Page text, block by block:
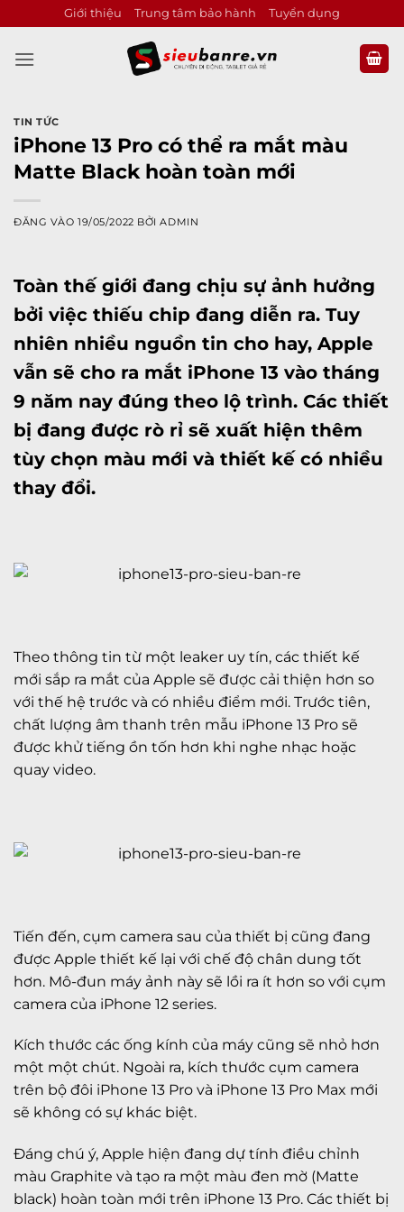
qua
nội
Giới thiệu Trung tâm bảo hành Tuyển dụng
TIN TỨC
iPhone 13 Pro có thể ra mắt màu
Matte Black hoàn toàn mới
ĐĂNG VÀO19/05/2022 BỞIADMIN
Toàn thế giới đang chịu sự ảnh hưởng
bởi việc thiếu chip đang diễn ra. Tuy
nhiên nhiều nguồn tin cho hay, Apple
vẫn sẽ cho ra mắt iPhone 13 vào tháng
9 năm nay đúng theo lộ trình. Các thiết
bị đang được rò rỉ sẽ xuất hiện thêm
tùy chọn màu mới và thiết kế có nhiều
thay đổi.
Theo thông tin từ một leaker uy tín, các thiết kế
mới sắp ra mắt của Apple sẽ được cải thiện hơn so
với thế hệ trước và có nhiều điểm mới. Trước tiên,
chất lượng âm thanh trên mẫu iPhone 13 Pro sẽ
được khử tiếng ồn tốn hơn khi nghe nhạc hoặc
quay video.
Tiến đến, cụm camera sau của thiết bị cũng đang
được Apple thiết kế lại với chế độ chân dung tốt
hơn. Mô-đun máy ảnh này sẽ lồi ra ít hơn so với cụm
camera của iPhone 12 series.
Kích thước các ống kính của máy cũng sẽ nhỏ hơn
một một chút. Ngoài ra, kích thước cụm camera
trên bộ đôi iPhone 13 Pro và iPhone 13 Pro Max mới
sẽ không có sự khác biệt.
Đáng chú ý, Apple hiện đang dự tính điều chỉnh
màu Graphite và tạo ra một màu đen mờ (Matte
black) hoàn toàn mới trên iPhone 13 Pro. Các thiết bị